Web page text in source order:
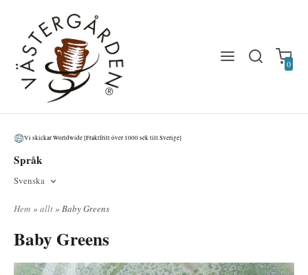
0
Vi skickar Worldwide [Fraktfritt över 1000 sek till Sverige]
Språk
Svenska
Hem » allt » Baby Greens
Baby Greens